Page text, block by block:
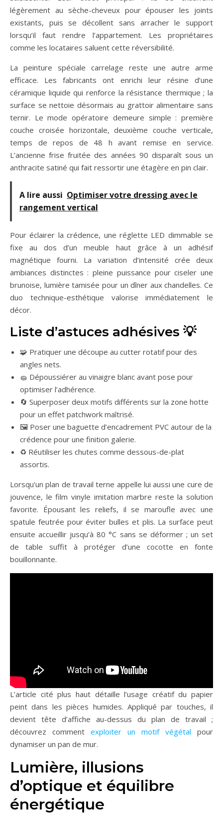
légèrement au sèche-cheveux pour épouser les joints
existants, puis se décollent sans arracher le support
lorsqu’il faut rendre l’appartement. Les propriétaires
comme les locataires saluent cette réversibilité.
La peinture spéciale carrelage reste une autre arme
efficace. Les fabricants ont enrichi leur résine d’une
céramique liquide qui renforce la résistance thermique ; la
surface se nettoie désormais au grattoir alimentaire sans
ternir. Le mode opératoire demeure simple : première
couche croisée horizontale, deuxième couche verticale,
temps de repos de 48 h avant remise en service.
L’ancienne frise fruitée des années 90 disparaît sous un
anthracite satiné qui fait ressortir une étagère en pin clair.
A lire aussi Optimiser votre dressing avec le
rangement vertical
Pour éclairer la crédence, une réglette LED dimmable se
fixe au dos d’un meuble haut grâce à un adhésif
magnétique fourni. La variation d’intensité crée deux
ambiances distinctes : pleine puissance pour ciseler une
brunoise, lumière tamisée pour un dîner aux chandelles. Ce
duo technique-esthétique valorise immédiatement le
décor.
Liste d’astuces adhésives 💡
🧩 Pratiquer une découpe au cutter rotatif pour des
angles nets.
🧽 Dépoussiérer au vinaigre blanc avant pose pour
optimiser l’adhérence.
🔄 Superposer deux motifs différents sur la zone hotte
pour un effet patchwork maîtrisé.
🖼️ Poser une baguette d’encadrement PVC autour de la
crédence pour une finition galerie.
♻️ Réutiliser les chutes comme dessous-de-plat
assortis.
Lorsqu’un plan de travail terne appelle lui aussi une cure de
jouvence, le film vinyle imitation marbre reste la solution
favorite. Épousant les reliefs, il se maroufle avec une
spatule feutrée pour éviter bulles et plis. La surface peut
ensuite accueillir jusqu’à 80 °C sans se déformer ; un set
de table suffit à protéger d’une cocotte en fonte
bouillonnante.
L’article cité plus haut détaille l’usage créatif du papier
peint dans les pièces humides. Appliqué par touches, il
devient tête d’affiche au-dessus du plan de travail ;
découvrez comment exploiter un motif végétal pour
dynamiser un pan de mur.
Lumière, illusions
d’optique et équilibre
énergétique